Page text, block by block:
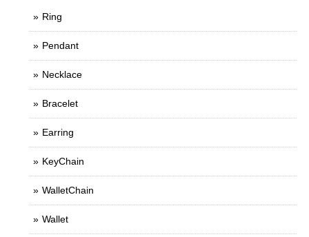
Ring
Pendant
Necklace
Bracelet
Earring
KeyChain
WalletChain
Wallet